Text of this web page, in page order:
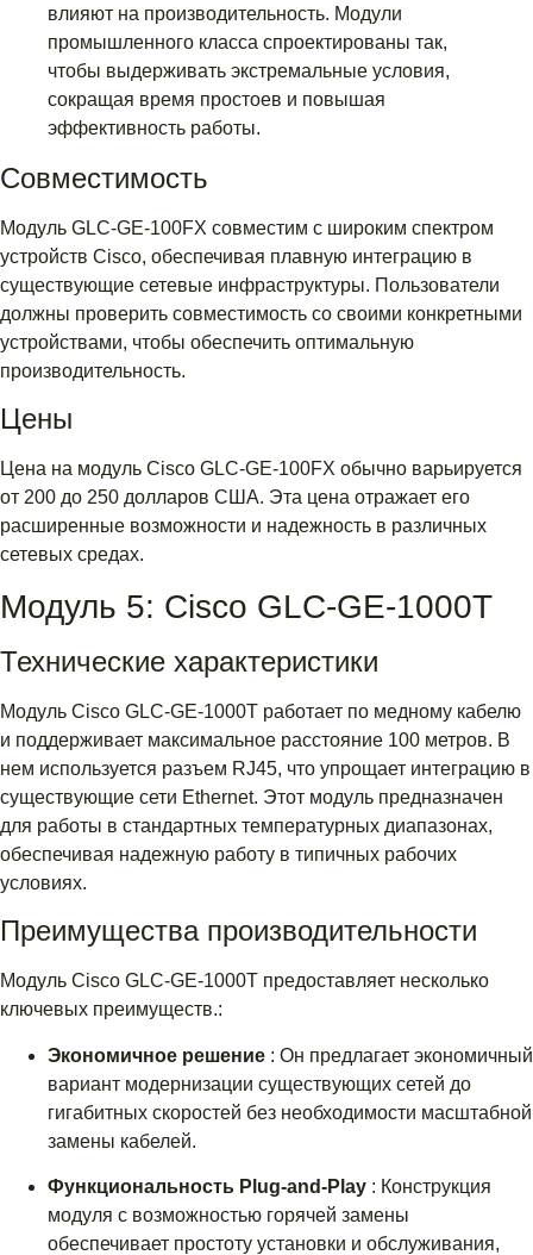
влияют на производительность. Модули
промышленного класса спроектированы так,
чтобы выдерживать экстремальные условия,
сокращая время простоев и повышая
эффективность работы.
Совместимость
Модуль GLC-GE-100FX совместим с широким спектром
устройств Cisco, обеспечивая плавную интеграцию в
существующие сетевые инфраструктуры. Пользователи
должны проверить совместимость со своими конкретными
устройствами, чтобы обеспечить оптимальную
производительность.
Цены
Цена на модуль Cisco GLC-GE-100FX обычно варьируется
от 200 до 250 долларов США. Эта цена отражает его
расширенные возможности и надежность в различных
сетевых средах.
Модуль 5: Cisco GLC-GE-1000T
Технические характеристики
Модуль Cisco GLC-GE-1000T работает по медному кабелю
и поддерживает максимальное расстояние 100 метров. В
нем используется разъем RJ45, что упрощает интеграцию в
существующие сети Ethernet. Этот модуль предназначен
для работы в стандартных температурных диапазонах,
обеспечивая надежную работу в типичных рабочих
условиях.
Преимущества производительности
Модуль Cisco GLC-GE-1000T предоставляет несколько
ключевых преимуществ.:
Экономичное решение : Он предлагает экономичный
вариант модернизации существующих сетей до
гигабитных скоростей без необходимости масштабной
замены кабелей.
Функциональность Plug-and-Play : Конструкция
модуля с возможностью горячей замены
обеспечивает простоту установки и обслуживания,